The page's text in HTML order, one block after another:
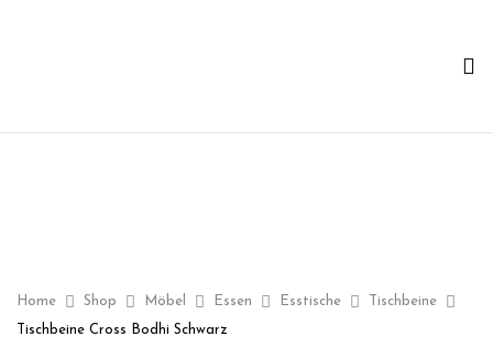
Home Shop Möbel Essen Esstische
Tischbeine
Tischbeine Cross Bodhi Schwarz